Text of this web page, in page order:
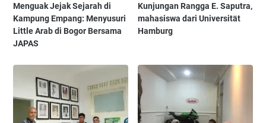
Menguak Jejak Sejarah di
Kampung Empang: Menyusuri
Little Arab di Bogor Bersama
JAPAS
Kunjungan Rangga E. Saputra,
mahasiswa dari Universität
Hamburg